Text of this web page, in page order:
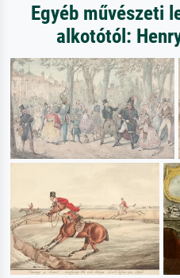
Egyéb művészeti
alkotótól: